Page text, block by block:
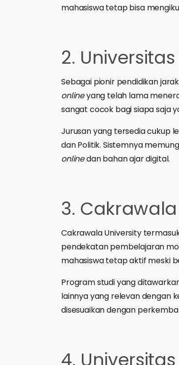
mahasiswa tetap bisa
2.
Sebagai pionir pendidikan
onlineyang telah lama
sangat cocok bagi siapa saja
Jurusan yang tersedia cukup
dan Politik. Sistemnya
onlinedan bahan ajar digital.
3.
Cakrawala University
pendekatan pembelajaran
mahasiswa tetap aktif meski
Program studi yang
lainnya yang relevan dengan
disesuaikan dengan
4.